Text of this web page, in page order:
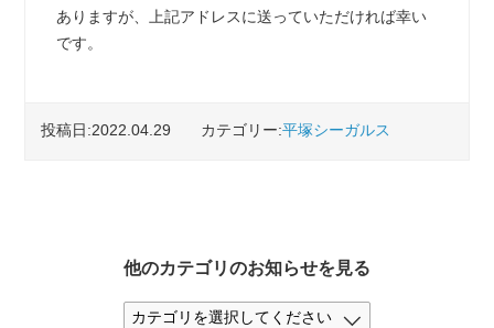
ありますが、上記アドレスに送っていただければ幸い
です。
投稿日:2022.04.29 カテゴリー:平塚シーガルス
他のカテゴリのお知らせを見る